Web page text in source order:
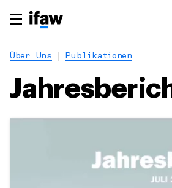
Über Uns Publikationen